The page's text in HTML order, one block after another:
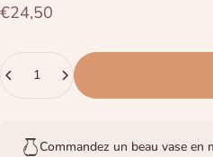
€24,50
Commandez un beau vase en